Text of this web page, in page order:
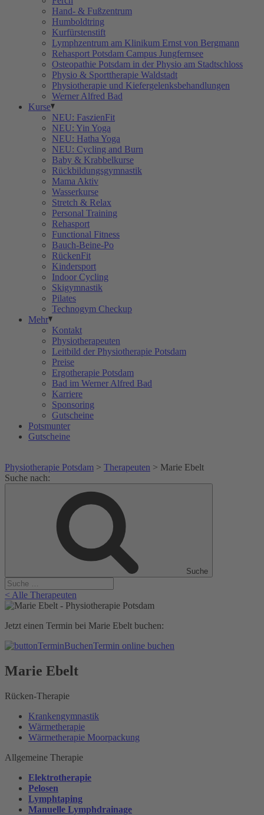
Hand- & Fußzentrum
Humboldtring
Kurfürstenstift
Lymphzentrum am Klinikum Ernst von Bergmann
Rehasport Potsdam Campus Jungfernsee
Osteopathie Potsdam in der Physio am Stadtschloss
Physio & Sporttherapie Waldstadt
Physiotherapie und Kiefergelenksbehandlungen
Werner Alfred Bad
Kurse
NEU: FaszienFit
NEU: Yin Yoga
NEU: Hatha Yoga
NEU: Cycling and Burn
Baby & Krabbelkurse
Rückbildungsgymnastik
Mama Aktiv
Wasserkurse
Stretch & Relax
Personal Training
Rehasport
Functional Fitness
Bauch-Beine-Po
RückenFit
Kindersport
Indoor Cycling
Skigymnastik
Pilates
Technogym Checkup
Mehr
Kontakt
Physiotherapeuten
Leitbild der Physiotherapie Potsdam
Preise
Ergotherapie Potsdam
Bad im Werner Alfred Bad
Karriere
Sponsoring
Gutscheine
Potsmunter
Gutscheine
Physiotherapie Potsdam > Therapeuten > Marie Ebelt
Suche nach:
Suche
< Alle Therapeuten
Jetzt einen Termin bei Marie Ebelt buchen:
Termin online buchen
Marie Ebelt
Rücken-Therapie
Krankengymnastik
Wärmetherapie
Wärmetherapie Moorpackung
Allgemeine Therapie
Elektrotherapie
Pelosen
Lymphtaping
Manuelle Lymphdrainage